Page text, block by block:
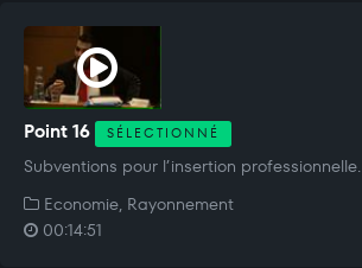
Point 16 SÉLECTIONNÉ
Subventions pour l’insertion professionnelle.
Economie, Rayonnement
00:14:51